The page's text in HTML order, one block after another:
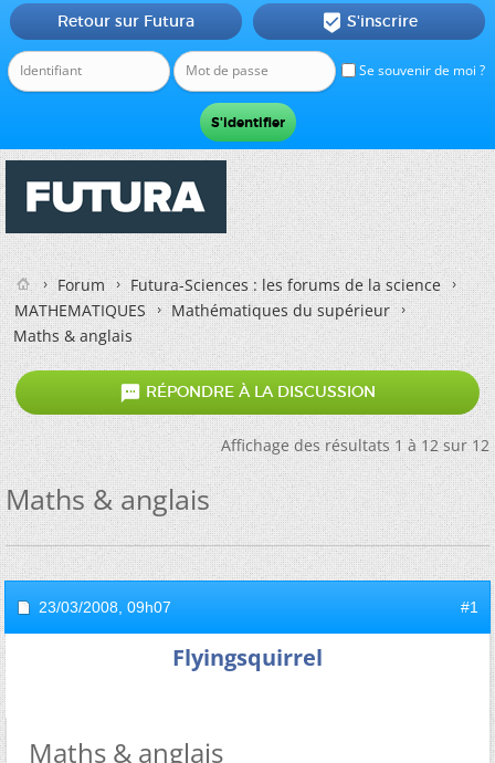
Se souvenir de moi ?
Retour sur Futura  S'inscrire
Forum
Futura-Sciences : les forums de la science
MATHEMATIQUES
Mathématiques du supérieur
Maths & anglais
 RÉPONDRE À LA DISCUSSION
Affichage des résultats 1 à 12 sur 12
Maths & anglais
23/03/2008, 09h07 #1
Flyingsquirrel
Maths & anglais